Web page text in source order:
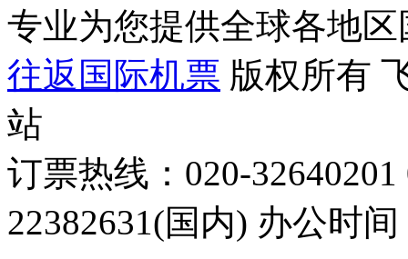
专业为您提供全球各地
往返国际机票 版权所有
站
订票热线：020-
22382631(国内) 办公时